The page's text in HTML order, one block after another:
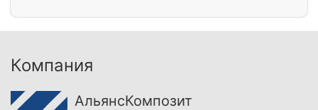
Компания
АльянсКомпозит